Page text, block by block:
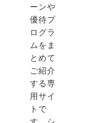
ーンや
優待プ
ログラ
ムをま
とめて
ご紹介
する専
用サイ
トで